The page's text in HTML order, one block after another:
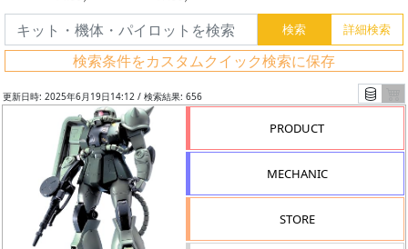
検索条件をカスタムクイック検索に保存
更新日時: 2025年6月19日14:12 / 検索結果: 656
PRODUCT
MECHANIC
STORE